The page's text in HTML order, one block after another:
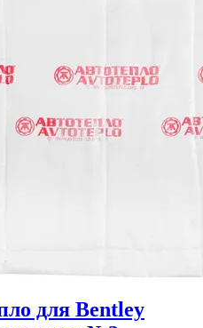
для Bentley